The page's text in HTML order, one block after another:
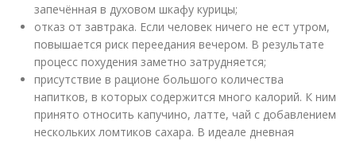
запечённая в духовом шкафу курицы;
отказ от завтрака. Если человек ничего не ест утром,
повышается риск переедания вечером. В результате
процесс похудения заметно затрудняется;
присутствие в рационе большого количества
напитков, в которых содержится много калорий. К ним
принято относить капучино, латте, чай с добавлением
нескольких ломтиков сахара. В идеале дневная